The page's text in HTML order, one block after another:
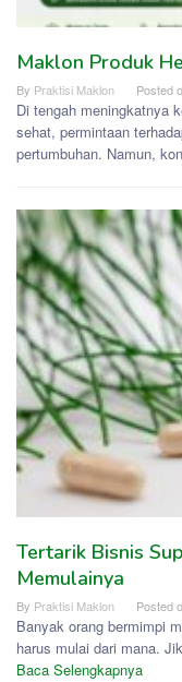
Maklon Produk
By Praktisi Maklon Posted
Di tengah meningkatnya
sehat, permintaan
pertumbuhan. Namun,
Tertarik Bisnis
Memulainya
By Praktisi Maklon Posted
Banyak orang bermimpi
harus mulai dari mana.
Baca Selengkapnya